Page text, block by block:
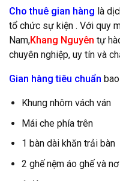
Cho thuê gian hàng là
tổ chức sự kiện . Với quy
Nam,Khang Nguyên tự
chuyên nghiệp, uy tín và
Gian hàng tiêu chuẩn
Khung nhôm vách ván
Mái che phía trên
1 bàn dài khăn trải bàn
2 ghế nệm áo ghế và nơ